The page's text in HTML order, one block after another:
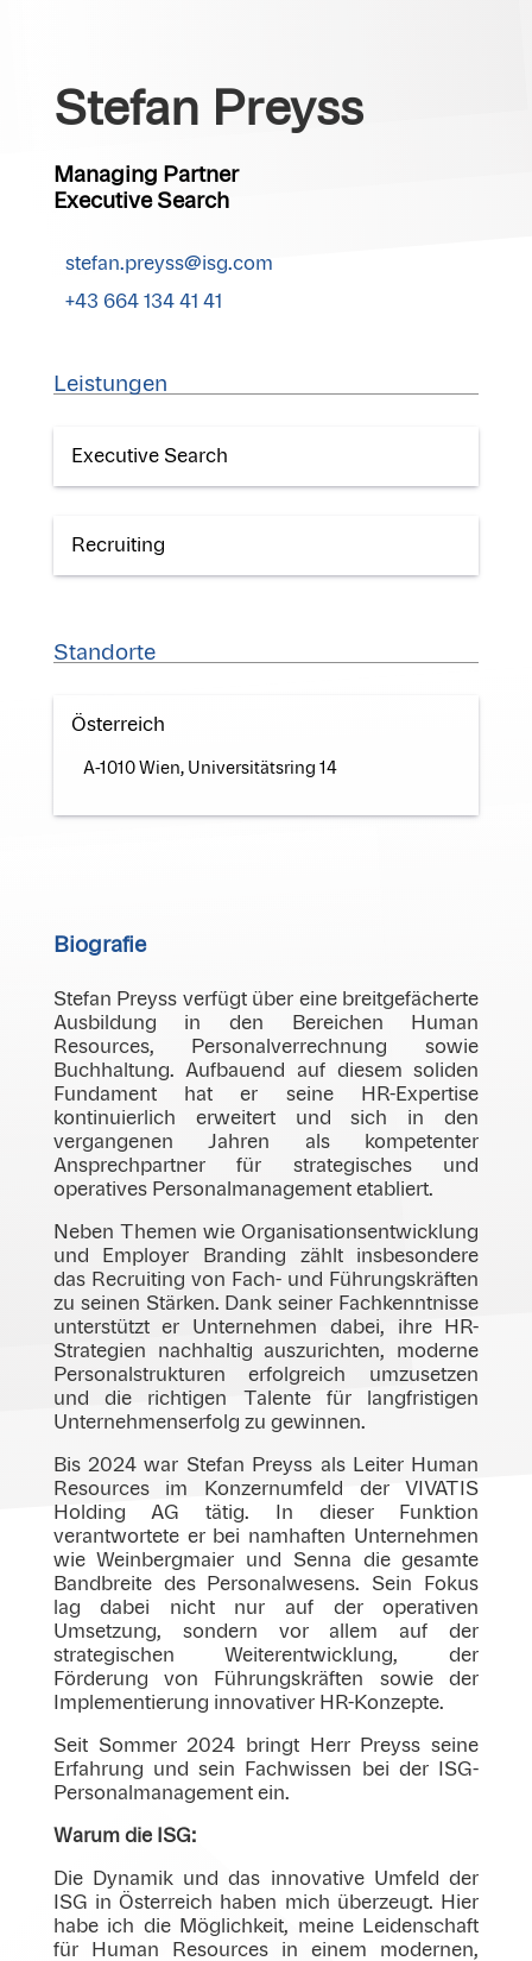
Stefan Preyss
Managing Partner
Executive Search
stefan.preyss@isg.com
+43 664 134 41 41
Leistungen
Executive Search
Recruiting
Standorte
Österreich
A-1010 Wien, Universitätsring 14
Biografie
Stefan Preyss verfügt über eine breitgefächerte
Ausbildung in den Bereichen Human
Resources, Personalverrechnung sowie
Buchhaltung. Aufbauend auf diesem soliden
Fundament hat er seine HR-Expertise
kontinuierlich erweitert und sich in den
vergangenen Jahren als kompetenter
Ansprechpartner für strategisches und
operatives Personalmanagement etabliert.
Neben Themen wie Organisationsentwicklung
und Employer Branding zählt insbesondere
das Recruiting von Fach- und Führungskräften
zu seinen Stärken. Dank seiner Fachkenntnisse
unterstützt er Unternehmen dabei, ihre HR-
Strategien nachhaltig auszurichten, moderne
Personalstrukturen erfolgreich umzusetzen
und die richtigen Talente für langfristigen
Unternehmenserfolg zu gewinnen.
Bis 2024 war Stefan Preyss als Leiter Human
Resources im Konzernumfeld der VIVATIS
Holding AG tätig. In dieser Funktion
verantwortete er bei namhaften Unternehmen
wie Weinbergmaier und Senna die gesamte
Bandbreite des Personalwesens. Sein Fokus
lag dabei nicht nur auf der operativen
Umsetzung, sondern vor allem auf der
strategischen Weiterentwicklung, der
Förderung von Führungskräften sowie der
Implementierung innovativer HR-Konzepte.
Seit Sommer 2024 bringt Herr Preyss seine
Erfahrung und sein Fachwissen bei der ISG-
Personalmanagement ein.
Warum die ISG:
Die Dynamik und das innovative Umfeld der
ISG in Österreich haben mich überzeugt. Hier
habe ich die Möglichkeit, meine Leidenschaft
für Human Resources in einem modernen,